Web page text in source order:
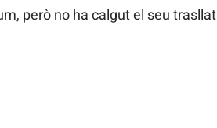
però no ha calgut el seu trasllat